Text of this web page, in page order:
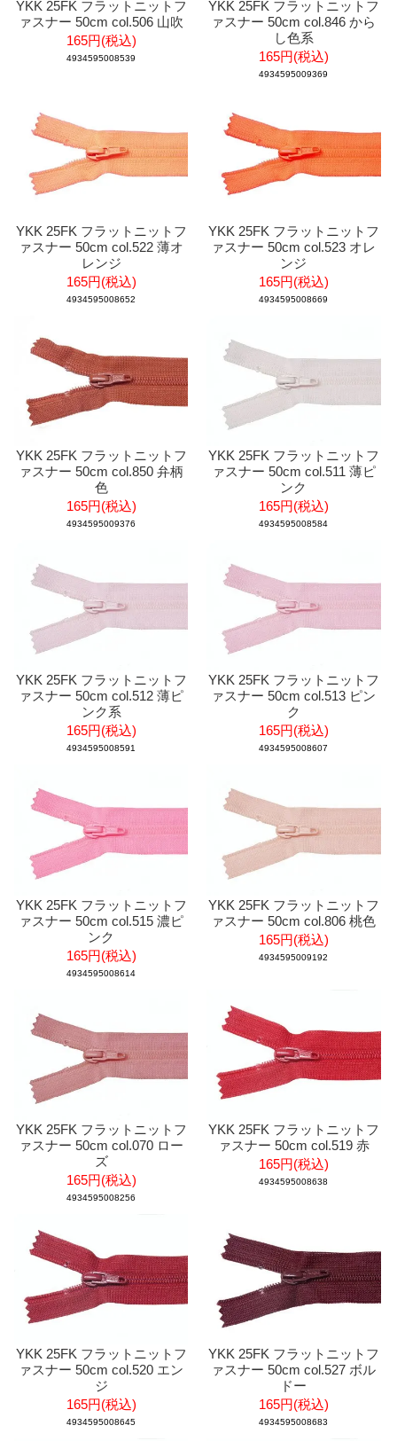
YKK 25FK フラットニットフ
ァスナー 50cm col.506 山吹
165円(税込)
4934595008539
YKK 25FK フラットニットフ
ァスナー 50cm col.846 から
し色系
165円(税込)
4934595009369
YKK 25FK フラットニットフ
ァスナー 50cm col.522 薄オ
レンジ
165円(税込)
4934595008652
YKK 25FK フラットニットフ
ァスナー 50cm col.523 オレ
ンジ
165円(税込)
4934595008669
YKK 25FK フラットニットフ
ァスナー 50cm col.850 弁柄
色
165円(税込)
4934595009376
YKK 25FK フラットニットフ
ァスナー 50cm col.511 薄ピ
ンク
165円(税込)
4934595008584
YKK 25FK フラットニットフ
ァスナー 50cm col.512 薄ピ
ンク系
165円(税込)
4934595008591
YKK 25FK フラットニットフ
ァスナー 50cm col.513 ピン
ク
165円(税込)
4934595008607
YKK 25FK フラットニットフ
ァスナー 50cm col.515 濃ピ
ンク
165円(税込)
4934595008614
YKK 25FK フラットニットフ
ァスナー 50cm col.806 桃色
165円(税込)
4934595009192
YKK 25FK フラットニットフ
ァスナー 50cm col.070 ロー
ズ
165円(税込)
4934595008256
YKK 25FK フラットニットフ
ァスナー 50cm col.519 赤
165円(税込)
4934595008638
YKK 25FK フラットニットフ
ァスナー 50cm col.520 エン
ジ
165円(税込)
4934595008645
YKK 25FK フラットニットフ
ァスナー 50cm col.527 ボル
ドー
165円(税込)
4934595008683